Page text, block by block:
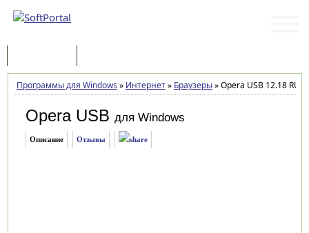
Программы для Windows » Интернет» Браузеры»Opera USB 12.18 RU
Opera USB для Windows
Описание Отзывы